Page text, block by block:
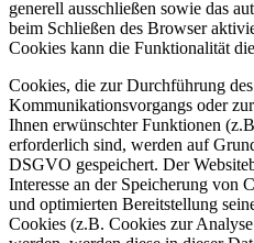
generell ausschließen sowie das
beim Schließen des Browser
Cookies kann die Funktionalität
Cookies, die zur Durchführung
Kommunikationsvorgangs oder
Ihnen erwünschter Funktionen
erforderlich sind, werden auf
DSGVO gespeichert. Der
Interesse an der Speicherung von
und optimierten Bereitstellung
Cookies (z.B. Cookies zur